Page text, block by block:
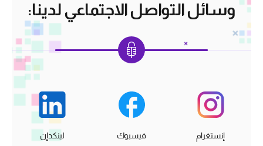
وسائل التواصل الاجتماعي لدينا:
إنستغرام فيسبوك لينكدإن